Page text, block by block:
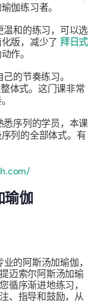
伽练习者。
温和的练习，可以选
版，减少了 拜日式
作。
的节奏练习。
体式。这门课非常
悉序列的学员，本课
列的全部体式。有
瑜伽
业的阿斯汤加瑜伽，
迈索尔阿斯汤加瑜
循序渐进地练习，
、指导和鼓励，从